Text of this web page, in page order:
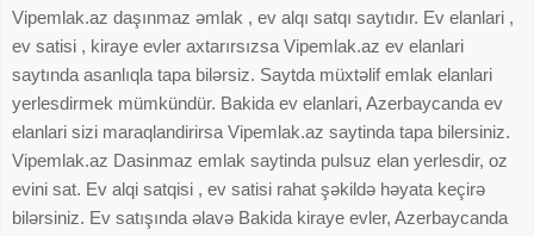
Vipemlak.az daşınmaz əmlak , ev alqı satqı saytıdır. Ev elanlari ,
ev satisi , kiraye evler axtarırsızsa Vipemlak.az ev elanlari
saytında asanlıqla tapa bilərsiz. Saytda müxtəlif emlak elanlari
yerlesdirmek mümkündür. Bakida ev elanlari, Azerbaycanda ev
elanlari sizi maraqlandirirsa Vipemlak.az saytinda tapa bilersiniz.
Vipemlak.az Dasinmaz emlak saytinda pulsuz elan yerlesdir, oz
evini sat. Ev alqi satqisi , ev satisi rahat şəkildə həyata keçirə
bilərsiniz. Ev satışında əlavə Bakida kiraye evler, Azerbaycanda